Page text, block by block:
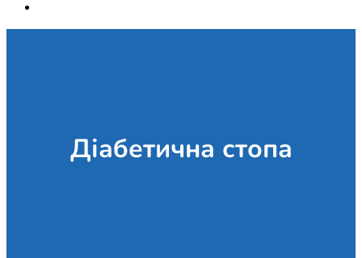
Діабетична стопа